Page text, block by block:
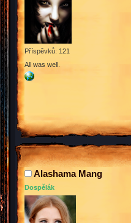
Příspěvků: 121
All was well.
Alashama Mang
Dospělák